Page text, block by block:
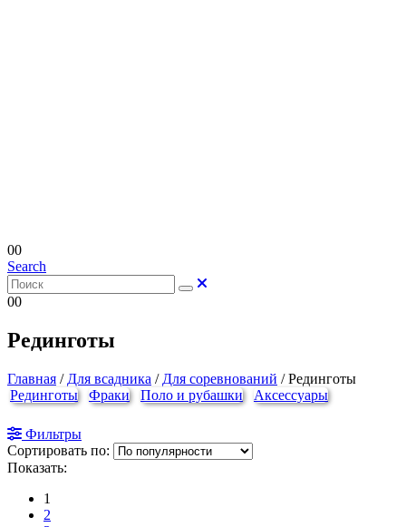
00
Search
00
Рединготы
Главная / Для всадника / Для соревнований /Рединготы
Рединготы
Фраки Поло и рубашки Аксессуары
Фильтры
Сортировать по:
Показать:
1
2